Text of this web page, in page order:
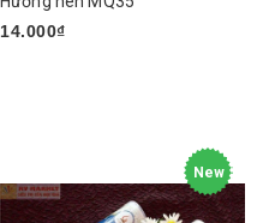
14.000₫
New